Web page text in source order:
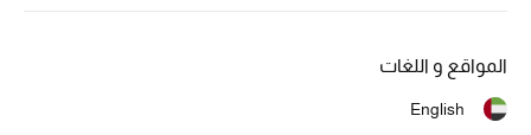
ما وصلنا حديثاً
ركن أناقة المنتجعات
المواقع و اللغات
English